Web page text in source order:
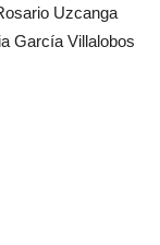
Uzcanga
García Villalobos